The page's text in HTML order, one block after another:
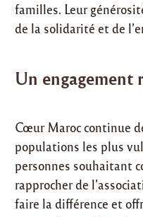
familles. Leur
de la solidarité et de
Un engagement
Cœur Maroc continue
populations les plus
personnes souhaitant
rapprocher de
faire la différence et